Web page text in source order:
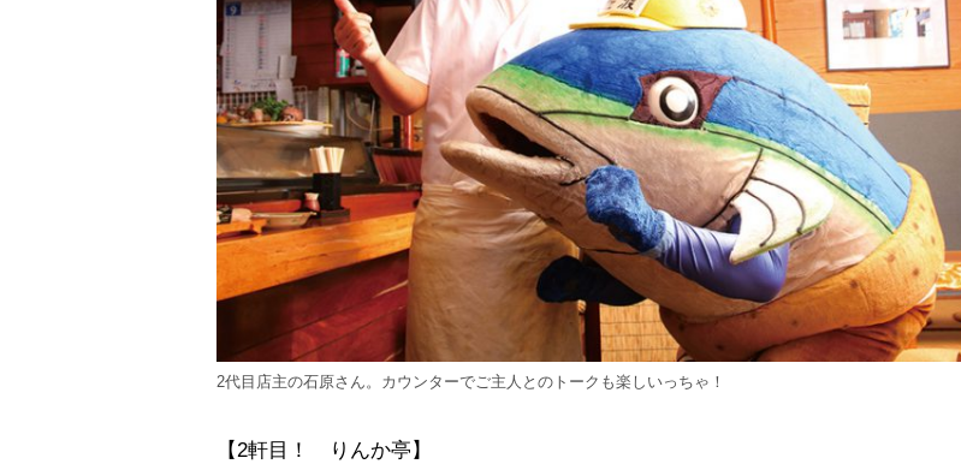
2代目店主の石原さん。カウンターでご主人とのトークも楽しいっちゃ！
【2軒目！ りんか亭】